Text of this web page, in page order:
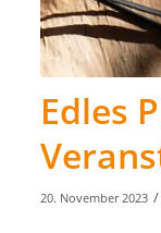
Edles
20. November 2023 /